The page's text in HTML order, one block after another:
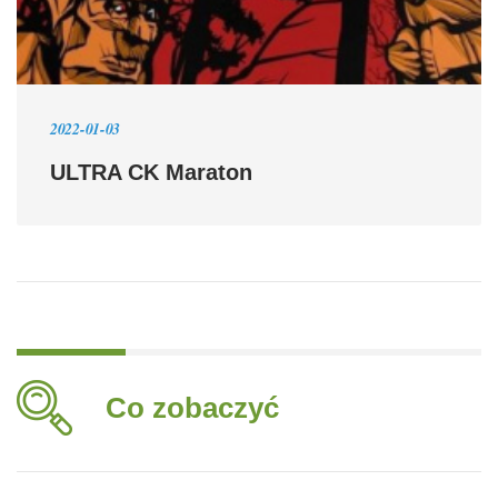
2022-01-03
ULTRA CK Maraton
Co zobaczyć